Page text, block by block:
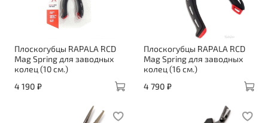
Плоскогубцы RAPALA RCD
Mag Spring для заводных
колец (10 см.)
4 190 ₽
Плоскогубцы RAPALA RCD
Mag Spring для заводных
колец (16 см.)
4 790 ₽